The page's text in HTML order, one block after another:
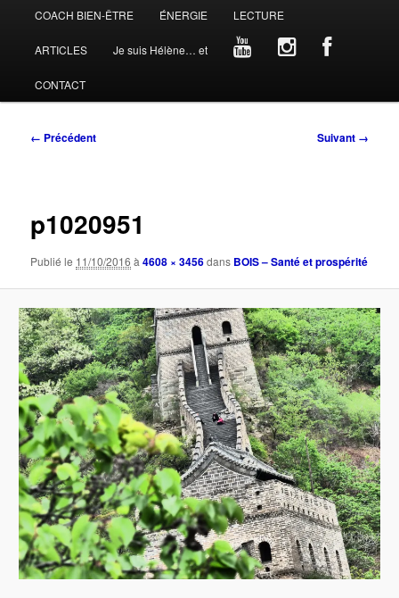
COACH BIEN-ÊTRE ÉNERGIE LECTURE
ARTICLES Je suis Hélène… et
CONTACT
Navigation
← Précédent Suivant →
p1020951
Publié le 11/10/2016 à4608 × 3456dans BOIS – Santé et prospérité